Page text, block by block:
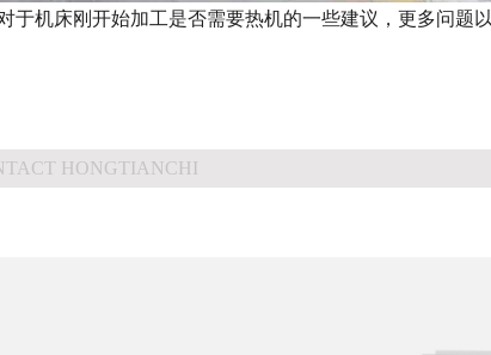
于机床刚开始加工是否需要热机的一些建议，更多问题
HONGTIANCHI